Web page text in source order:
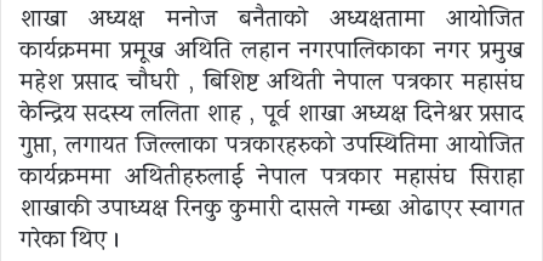
शाखा अध्यक्ष मनाेज बनैताकाे अध्यक्षतामा आयोजित
कार्यक्रममा प्रमूख अथिति लहान नगरपालिकाका नगर प्रमुख
महेश प्रसाद चौधरी , बिशिष्ट अथिती नेपाल पत्रकार महासंघ
केन्द्रिय सदस्य ललिता शाह , पूर्व शाखा अध्यक्ष दिनेश्वर प्रसाद
गुप्ता, लगायत जिल्लाका पत्रकारहरुको उपस्थितिमा आयोजित
कार्यक्रममा अथितीहरुलाई नेपाल पत्रकार महासंघ सिराहा
शाखाकी उपाध्यक्ष रिनकु कुमारी दासले गम्छा ओढाएर स्वागत
गरेका थिए ।